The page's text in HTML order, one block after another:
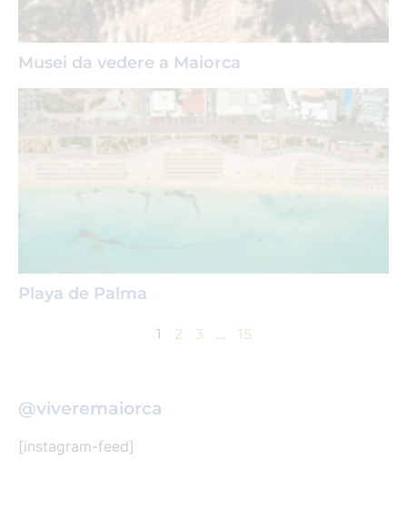
Musei da vedere a Maiorca
Playa de Palma
1 2 3 … 15
@viveremaiorca
[instagram-feed]